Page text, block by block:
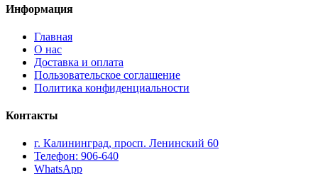
Информация
Главная
О нас
Доставка и оплата
Пользовательское соглашение
Политика конфиденциальности
Контакты
г. Калининград, просп. Ленинский 60
Телефон: 906-640
WhatsApp